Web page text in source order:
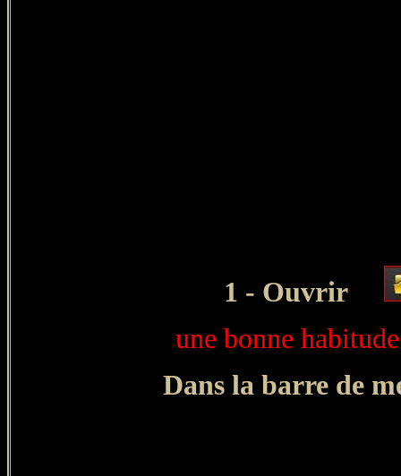
1 - Ouvrir
une bonne
Dans la barre de